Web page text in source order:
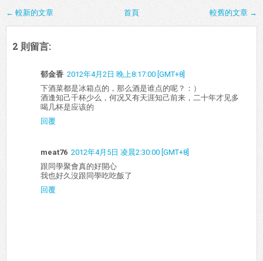
← 較新的文章 較舊的文章 →
首頁
2 則留言:
郁金香 2012年4月2日 晚上8:17:00 [GMT+8]
下酒菜都是冰箱点的，那么酒是谁点的呢？：）
酒逢知己千杯少么，何况又有天涯知己前来，二十年才见多
喝几杯是应该的
回覆
meat76 2012年4月5日 凌晨2:30:00 [GMT+8]
跟同學聚會真的好開心
我也好久沒跟同學吃吃飯了
回覆